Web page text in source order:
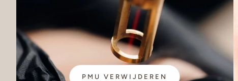
PMU VERWIJDEREN